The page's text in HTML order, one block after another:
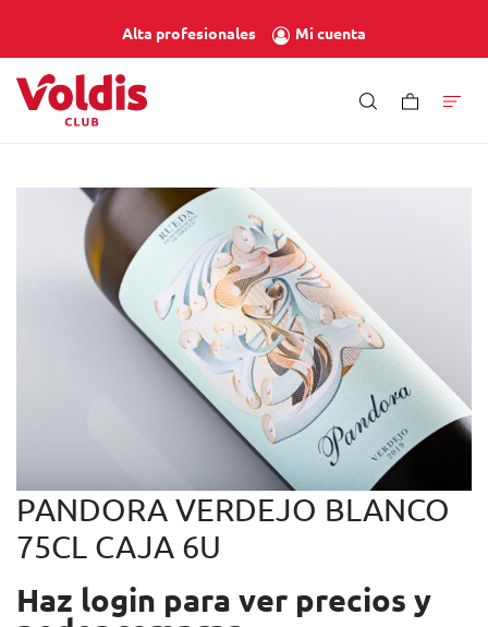
Alta profesionales Mi cuenta
PANDORA VERDEJO BLANCO
75CL CAJA 6U
Haz login para ver precios y